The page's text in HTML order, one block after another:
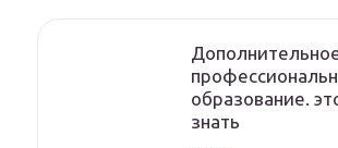
образование.
знать